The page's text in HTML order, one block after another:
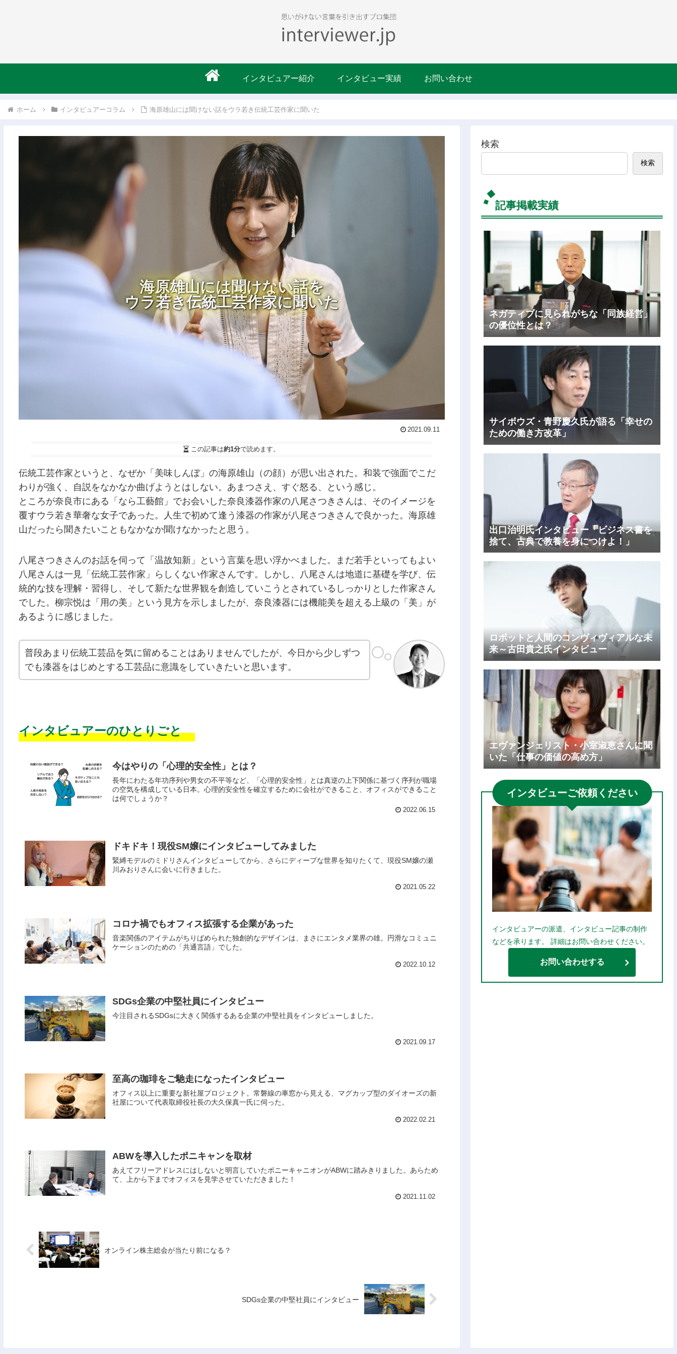
インタビュアー紹介 インタビュー実績 お問い合わせ
ホーム インタビュアーコラム 海原雄山には聞けない話をウラ若き伝統工芸作家に聞いた
海原雄山には聞けない話を
ウラ若き伝統工芸作家に聞いた
2021.09.11
この記事は約1分で読めます。
伝統工芸作家というと、なぜか「美味しんぼ」の海原雄山（の顔）が思い出された。和装で強面でこだ
わりが強く、自説をなかなか曲げようとはしない。あまつさえ、すぐ怒る、という感じ。
ところが奈良市にある「なら工藝館」でお会いした奈良漆器作家の八尾さつきさんは、そのイメージを
覆すウラ若き華奢な女子であった。人生で初めて逢う漆器の作家が八尾さつきさんで良かった。海原雄
山だったら聞きたいこともなかなか聞けなかったと思う。
八尾さつきさんのお話を伺って「温故知新」という言葉を思い浮かべました。まだ若手といってもよい
八尾さんは一見「伝統工芸作家」らしくない作家さんです。しかし、八尾さんは地道に基礎を学び、伝
統的な技を理解・習得し、そして新たな世界観を創造していこうとされているしっかりとした作家さん
でした。柳宗悦は「用の美」という見方を示しましたが、奈良漆器には機能美を超える上級の「美」が
あるように感じました。
普段あまり伝統工芸品を気に留めることはありませんでしたが、今日から少しずつ
でも漆器をはじめとする工芸品に意識をしていきたいと思います。
インタビュアーのひとりごと
今はやりの「心理的安全性」とは？
長年にわたる年功序列や男女の不平等など、「心理的安全性」とは真逆の上下関係に基づく序列が職場
の空気を構成している日本。心理的安全性を確立するために会社ができること、オフィスができること
は何でしょうか？
2022.06.15
ドキドキ！現役SM嬢にインタビューしてみました
緊縛モデルのミドリさんインタビューしてから、さらにディープな世界を知りたくて、現役SM嬢の瀬
川みおりさんに会いに行きました。
2021.05.22
コロナ禍でもオフィス拡張する企業があった
音楽関係のアイテムがちりばめられた独創的なデザインは、まさにエンタメ業界の雄。円滑なコミュニ
ケーションのための「共通言語」でした。
2022.10.12
SDGs企業の中堅社員にインタビュー
今注目されるSDGsに大きく関係するある企業の中堅社員をインタビューしました。
2021.09.17
至高の珈琲をご馳走になったインタビュー
オフィス以上に重要な新社屋プロジェクト。常磐線の車窓から見える、マグカップ型のダイオーズの新
社屋について代表取締役社長の大久保真一氏に伺った。
2022.02.21
ABWを導入したポニキャンを取材
あえてフリーアドレスにはしないと明言していたポニーキャニオンがABWに踏みきりました。あらため
て、上から下までオフィスを見学させていただきました！
2021.11.02
オンライン株主総会が当たり前になる？
SDGs企業の中堅社員にインタビュー
検索
検索
記事掲載実績
ネガティブに見られがちな「同族経営」
の優位性とは？
サイボウズ・青野慶久氏が語る「幸せの
ための働き方改革」
出口治明氏インタビュー「ビジネス書を
捨て、古典で教養を身につけよ！」
ロボットと人間のコンヴィヴィアルな未
来～古田貴之氏インタビュー
エヴァンジェリスト・小室淑恵さんに聞
いた「仕事の価値の高め方」
インタビューご依頼ください
インタビュアーの派遣、インタビュー記事の制作
などを承ります。 詳細はお問い合わせください。
お問い合わせする